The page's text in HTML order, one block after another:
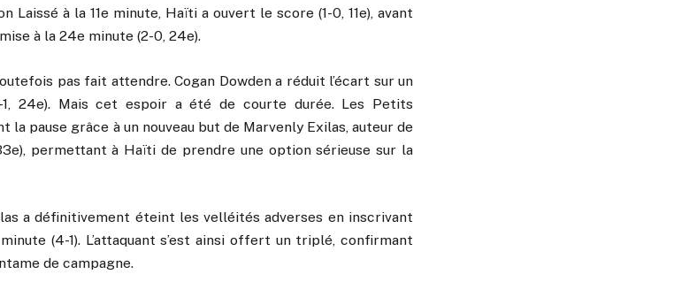
à la 11e minute, Haïti a ouvert le score (1-0, 11e), avant
à la 24e minute (2-0, 24e).
pas fait attendre. Cogan Dowden a réduit l’écart sur un
24e). Mais cet espoir a été de courte durée. Les Petits
pause grâce à un nouveau but de Marvenly Exilas, auteur de
permettant à Haïti de prendre une option sérieuse sur la
a définitivement éteint les velléités adverses en inscrivant
(4-1). L’attaquant s’est ainsi offert un triplé, confirmant
de campagne.